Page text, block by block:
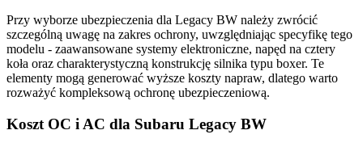
Przy wyborze ubezpieczenia dla Legacy BW należy zwrócić
szczególną uwagę na zakres ochrony, uwzględniając specyfikę tego
modelu - zaawansowane systemy elektroniczne, napęd na cztery
koła oraz charakterystyczną konstrukcję silnika typu boxer. Te
elementy mogą generować wyższe koszty napraw, dlatego warto
rozważyć kompleksową ochronę ubezpieczeniową.
Koszt OC i AC dla Subaru Legacy BW